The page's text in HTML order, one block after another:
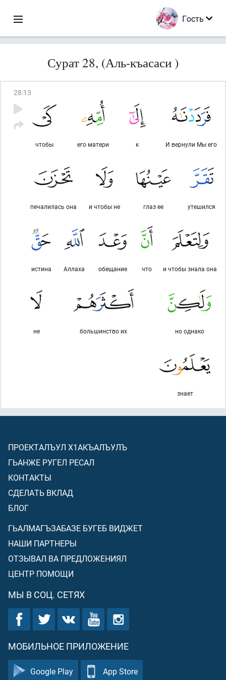
Гость
Сурат 28, (Аль-къасаси )
28:13
И вернули Мы его
к
его матери
чтобы
утешился
глаз ее
и чтобы не
печалилась она
и чтобы знала она
что
обещание
Аллаха
истина
но однако
большинство их
не
знает
ПРОЕКТАЛЪУЛ Х1АКЪАЛЪУЛЪ
ГЬАНЖЕ РУГЕЛ РЕСАЛ
КОНТАКТЫ
СДЕЛАТЬ ВКЛАД
БЛОГ
ГЬАЛМАГЪЗАБАЗЕ БУГЕБ ВИДЖЕТ
НАШИ ПАРТНЕРЫ
ОТЗЫВАЛ ВА ПРЕДЛОЖЕНИЯЛ
ЦЕНТР ПОМОЩИ
МЫ В СОЦ. СЕТЯХ
МОБИЛЬНОЕ ПРИЛОЖЕНИЕ
Google Play App Store